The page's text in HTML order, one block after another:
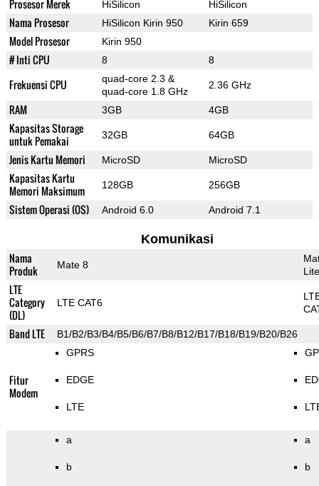
Prosesor Merek HiSilicon HiSilicon
Nama Prosesor HiSilicon Kirin 950 Kirin 659
Model Prosesor Kirin 950
# Inti CPU 8 8
Frekuensi CPU
quad-core 2.3 &
quad-core 1.8 GHz
2.36 GHz
RAM 3GB 4GB
Kapasitas Storage
untuk Pemakai
32GB 64GB
Jenis Kartu Memori MicroSD MicroSD
Kapasitas Kartu
Memori Maksimum
128GB 256GB
Sistem Operasi (OS) Android 6.0 Android 7.1
Komunikasi
Nama
Produk
Mate 8
Lite
LTE
Category
(DL)
LTE CAT6
Band LTE B1/B2/B3/B4/B5/B6/B7/B8/B12/B17/B18/B19/B20/B26
Fitur
Modem
GPRS
EDGE
LTE
a
b
a
b